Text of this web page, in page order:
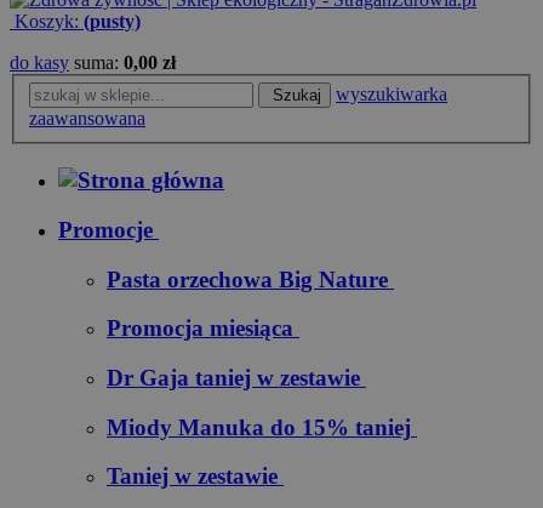
Koszyk: (pusty)
do kasy suma: 0,00 zł
Szukaj
wyszukiwarka
zaawansowana
Promocje
Pasta orzechowa Big Nature
Promocja miesiąca
Dr Gaja taniej w zestawie
Miody Manuka do 15% taniej
Taniej w zestawie